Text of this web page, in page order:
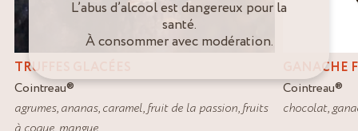
TRUFFES GLACÉES
Cointreau®
agrumes,ananas,caramel,fruit de la passion,fruits
GANACHE
Cointreau®
chocolat,
L’abus d’alcool est dangereux pour la
santé.
À consommer avec modération.